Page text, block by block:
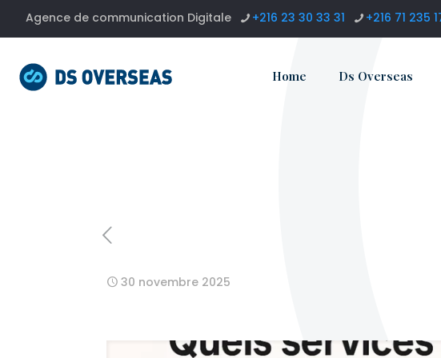
Agence de communication Digitale +216 23 30 33 31 +216 71 235
Home Ds Overseas
30 novembre 2025